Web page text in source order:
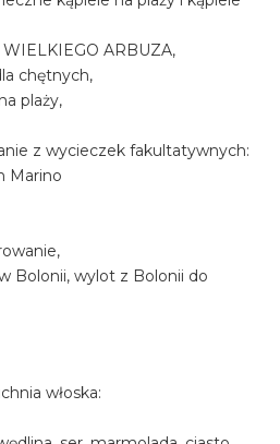
ARBUZA,
chętnych,
plaży,
z wycieczek fakultatywnych:
Marino
Bolonii, wylot z Bolonii do
włoska: